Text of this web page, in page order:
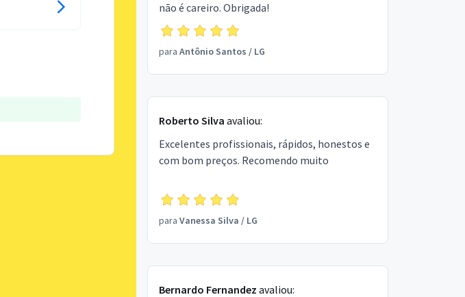
não é careiro. Obrigada!
para Antônio Santos / LG
Roberto Silva avaliou:
Excelentes profissionais, rápidos, honestos e
com bom preços. Recomendo muito
para Vanessa Silva / LG
Bernardo Fernandez avaliou: